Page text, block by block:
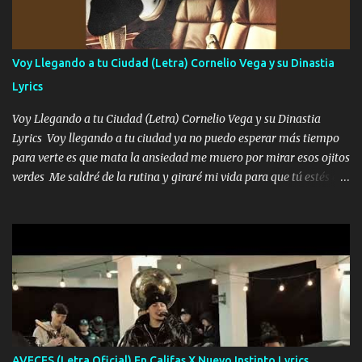
enamora pa describirte unas cuantas horas también pregunta que
quiero contigo que seas dichosa al estar conmigo Y ya borracho
contéstame la llamada pa dedicarte unas bonitas palabras así
borracho me animo a decirte todo y puedo describirlo mucho que
me encantes Decirte que me siento muy feliz y emocionado por
tenerte aquí espero que quiera...
Voy Llegando a tu Ciudad (Letra) Cornelio Vega y su Dinastia
Lyrics
Voy Llegando a tu Ciudad (Letra) Cornelio Vega y su Dinastia
Lyrics Voy llegando a tu ciudad ya no puedo esperar más tiempo
para verte es que mata la ansiedad me muero por mirar esos ojitos
verdes Me saldré de la rutina y giraré mi vida para que tú estés en
solo yo tendre el candado 🔒 del amor ❤️ Música Mil y un besos
para dar ya estando en tu ciudad no habrá quien lo detenga si las
copas van de más vayamos a un lugar y cerremos las puertas
Entre alcohol y besos se va incrementado el Fuego en esa
habitación ya no mires más el reloj Única por donde vas me curas
tú mi mal moviendo tu silueta no hay otra que te sea igual te ves